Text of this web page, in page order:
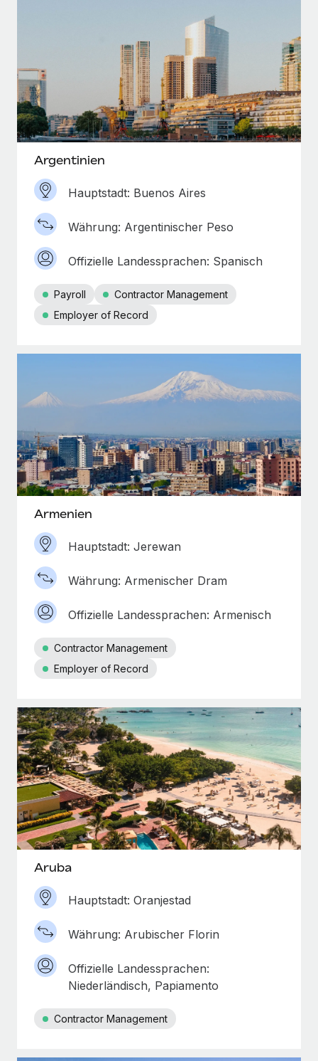
Argentinien
Hauptstadt: Buenos Aires
Währung: Argentinischer Peso
Offizielle Landessprachen: Spanisch
Payroll
Contractor Management
Employer of Record
Armenien
Hauptstadt: Jerewan
Währung: Armenischer Dram
Offizielle Landessprachen: Armenisch
Contractor Management
Employer of Record
Aruba
Hauptstadt: Oranjestad
Währung: Arubischer Florin
Offizielle Landessprachen:
Niederländisch, Papiamento
Contractor Management